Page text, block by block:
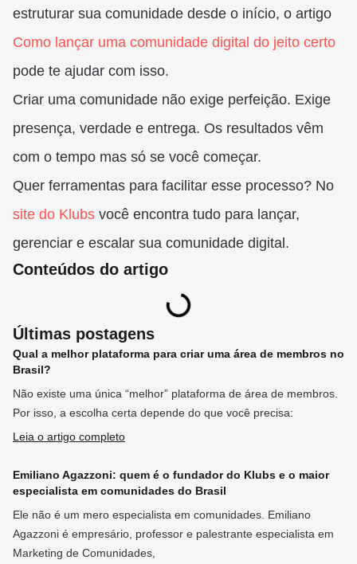
estruturar sua comunidade desde o início, o artigo
Como lançar uma comunidade digital do jeito certo
pode te ajudar com isso.
Criar uma comunidade não exige perfeição. Exige
presença, verdade e entrega. Os resultados vêm
com o tempo mas só se você começar.
Quer ferramentas para facilitar esse processo? No
site do Klubs você encontra tudo para lançar,
gerenciar e escalar sua comunidade digital.
Conteúdos do artigo
Últimas postagens
Qual a melhor plataforma para criar uma área de membros no
Brasil?
Não existe uma única “melhor” plataforma de área de membros.
Por isso, a escolha certa depende do que você precisa:
Leia o artigo completo
Emiliano Agazzoni: quem é o fundador do Klubs e o maior
especialista em comunidades do Brasil
Ele não é um mero especialista em comunidades. Emiliano
Agazzoni é empresário, professor e palestrante especialista em
Marketing de Comunidades,